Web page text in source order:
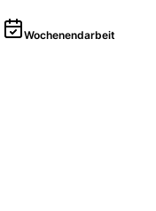
Wochenendarbeit